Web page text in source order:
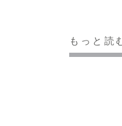
もっと読